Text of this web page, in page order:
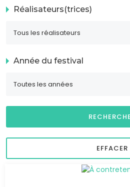
Réalisateurs(trices)
Année du festival